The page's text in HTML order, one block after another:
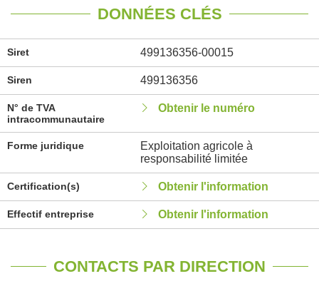
DONNÉES CLÉS
Siret 499136356-00015
Siren 499136356
N° de TVA
intracommunautaire
Obtenir le numéro
Forme juridique
Exploitation agricole à
responsabilité limitée
Certification(s) Obtenir l'information
Effectif entreprise Obtenir l'information
CONTACTS PAR DIRECTION